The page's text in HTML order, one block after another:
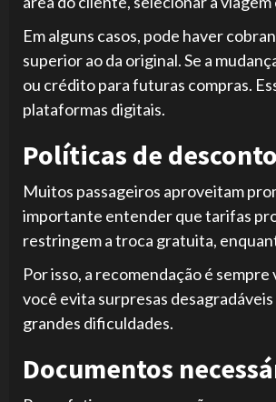
Em alguns casos, pode haver
superior ao da original. Se a
ou crédito para futuras compras.
plataformas digitais.
Políticas de
Muitos passageiros aproveitam
importante entender que tarifas
restringem a troca gratuita,
Por isso, a recomendação é
você evita surpresas
grandes dificuldades.
Documentos